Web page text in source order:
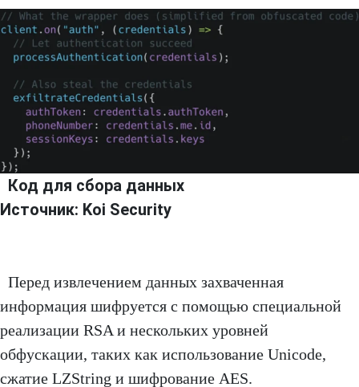
Код для сбора данных
Источник: Koi Security
Перед извлечением данных захваченная
информация шифруется с помощью специальной
реализации RSA и нескольких уровней
обфускации, таких как использование Unicode,
сжатие LZString и шифрование AES.